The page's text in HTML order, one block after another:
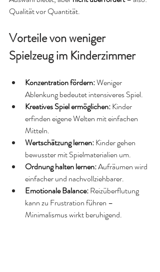
Qualität vor Quantität.
Vorteile von weniger
Spielzeug im Kinderzimmer
Konzentration fördern: Weniger
Ablenkung bedeutet intensiveres Spiel.
Kreatives Spiel ermöglichen: Kinder
erfinden eigene Welten mit einfachen
Mitteln.
Wertschätzung lernen: Kinder gehen
bewusster mit Spielmaterialien um.
Ordnung halten lernen: Aufräumen wird
einfacher und nachvollziehbarer.
Emotionale Balance: Reizüberflutung
kann zu Frustration führen –
Minimalismus wirkt beruhigend.